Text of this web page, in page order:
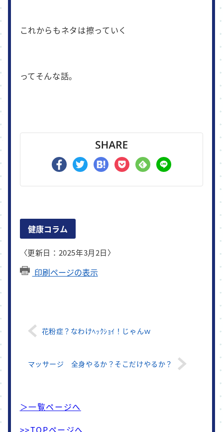
これからもネタは擦っていく
ってそんな話。
健康コラム
〈更新日：2025年3月2日〉
印刷ページの表示
花粉症？なわけﾍｯｸｼｮｲ！じゃんｗ
マッサージ 全身やるか？そこだけやるか？
＞一覧ページへ
>>TOPページへ